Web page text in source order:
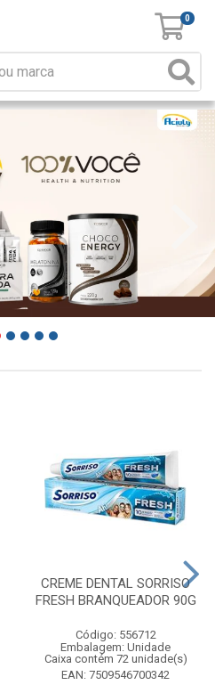
0
CREME DENTAL SORRISO
FRESH BRANQUEADOR 90G
Código: 556712
Embalagem: Unidade
Caixa contém 72 unidade(s)
EAN: 7509546700342